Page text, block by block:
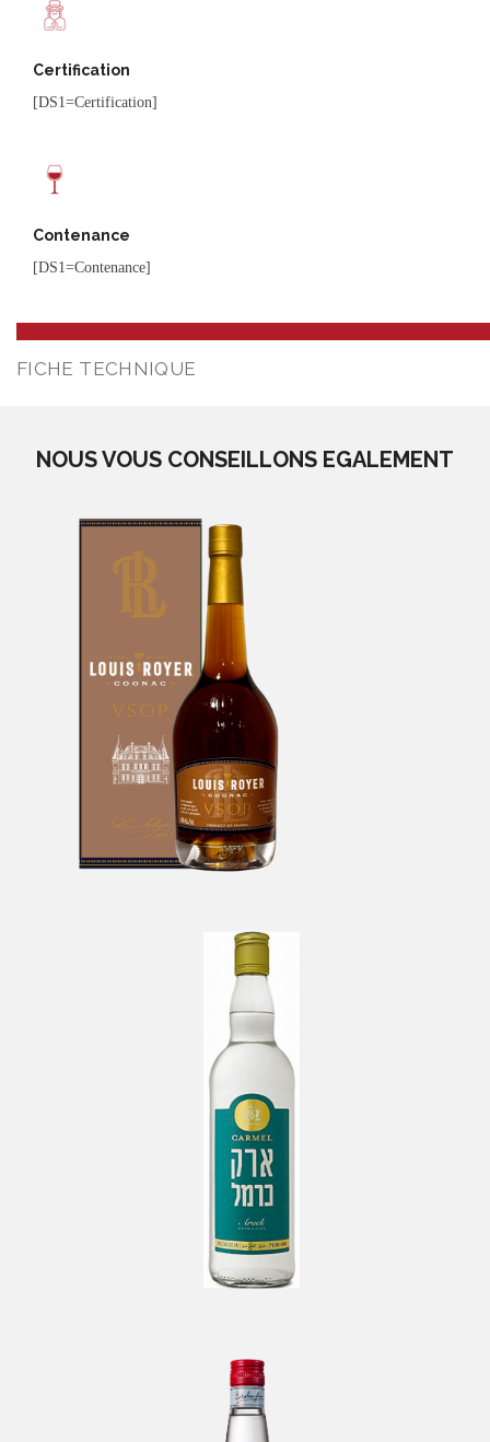
Certification
[DS1=Certification]
Contenance
[DS1=Contenance]
FICHE TECHNIQUE
NOUS VOUS CONSEILLONS EGALEMENT
Cognac Louis Royer VSOP
-
Louis Royer
Arak CARMEL
-
Sélection Bokobsa
Boukha BOKOBSA Etoile